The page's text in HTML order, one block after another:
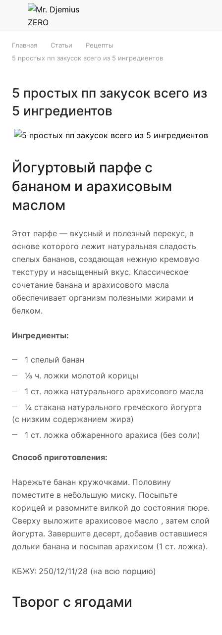
Главная Статьи
Рецепты
5 простых пп закусок всего из 5 ингредиентов
5 простых пп закусок всего из
5 ингредиентов
Йогуртовый парфе с
бананом и арахисовым
маслом
Этот парфе — вкусный и полезный перекус, в
основе которого лежит натуральная сладость
спелых бананов, создающая нежную кремовую
текстуру и насыщенный вкус. Классическое
сочетание банана и арахисового масла
обеспечивает организм полезными жирами и
белком.
Ингредиенты:
1 спелый банан
⅛ ч. ложки молотой корицы
1 ст. ложка натурального арахисового масла
¼ стакана натурального греческого йогурта
(с низким содержанием жира)
1 ст. ложка обжаренного арахиса (без соли)
Способ приготовления:
Нарежьте банан кружочками. Половину
поместите в небольшую миску. Посыпьте
корицей и разомните вилкой до состояния пюре.
Сверху выложите арахисовое масло , затем слой
йогурта. Завершите десерт, добавив оставшиеся
дольки банана и посыпав арахисом (1 ст. ложка).
КБЖУ: 250/12/11/28 (на всю порцию)
Творог с ягодами